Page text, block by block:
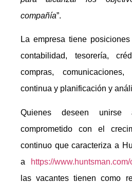
compañía”.
La empresa tiene
contabilidad, tesorería,
compras, comunicaciones,
continua y planificación y
Quienes deseen
comprometido con el
continuo que caracteriza a
a
https://
las vacantes tienen como